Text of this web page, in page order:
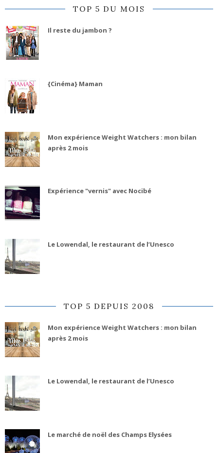
TOP 5 DU MOIS
Il reste du jambon ?
{Cinéma} Maman
Mon expérience Weight Watchers : mon bilan
après 2 mois
Expérience "vernis" avec Nocibé
Le Lowendal, le restaurant de l’Unesco
TOP 5 DEPUIS 2008
Mon expérience Weight Watchers : mon bilan
après 2 mois
Le Lowendal, le restaurant de l’Unesco
Le marché de noël des Champs Elysées